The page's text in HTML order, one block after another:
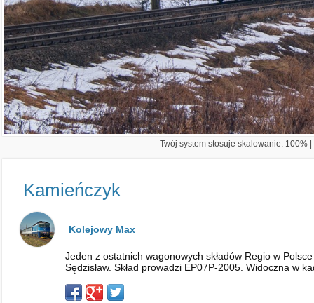
Twój system stosuje skalowanie: 100%
Kamieńczyk
Kolejowy Max
Jeden z ostatnich wagonowych składów Regio w
Sędzisław. Skład prowadzi EP07P-2005. Widoczna w